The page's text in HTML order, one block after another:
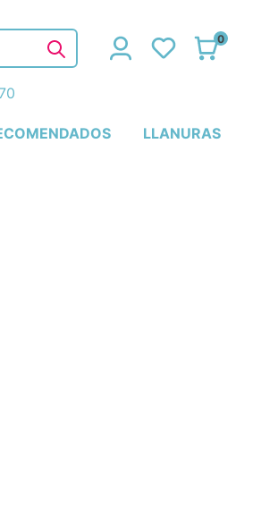
LLANURAS
0